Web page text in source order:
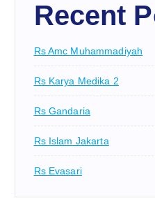
Recent
Rs Amc Muhammadiyah
Rs Karya Medika 2
Rs Gandaria
Rs Islam Jakarta
Rs Evasari